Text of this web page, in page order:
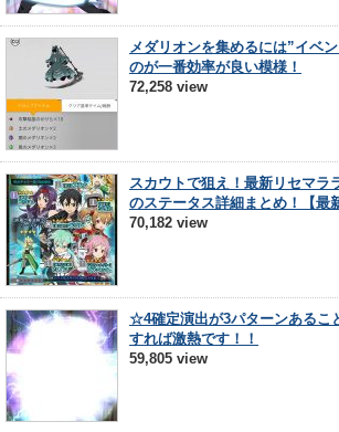
メダリオンを集めるには”イベ
のが一番効率が良い模様！
72,258 view
スカウトで狙え！最新リセマ
のステータス詳細まとめ！【最
70,182 view
☆4確定演出が3パターンあるこ
すれば激熱です！！
59,805 view